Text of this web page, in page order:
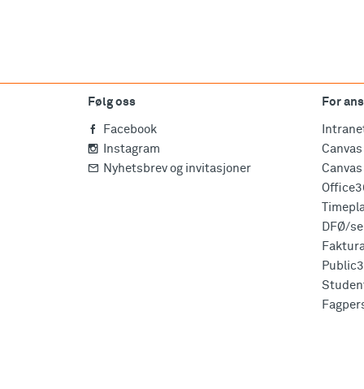
Følg oss
Facebook
Instagram
Nyhetsbrev og invitasjoner
For
DFØ/